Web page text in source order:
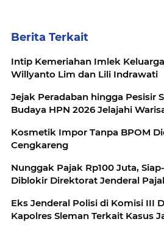
Berita Terkait
Intip Kemeriahan Imlek
Willyanto Lim dan Lili Indrawati
Jejak Peradaban hingga Pesisir
Budaya HPN 2026 Jelajahi
Kosmetik Impor Tanpa BPOM
Cengkareng
Nunggak Pajak Rp100 Juta,
Diblokir Direktorat Jenderal
Eks Jenderal Polisi di Komisi III
Kapolres Sleman Terkait Kasus